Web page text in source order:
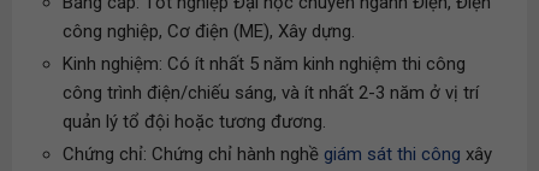
công nghiệp, Cơ điện (ME), Xây dựng.
Kinh nghiệm: Có ít nhất 5 năm kinh nghiệm thi công
công trình điện/chiếu sáng, và ít nhất 2-3 năm ở vị trí
quản lý tổ đội hoặc tương đương.
Chứng chỉ: Chứng chỉ hành nghề giám sát thi công xây